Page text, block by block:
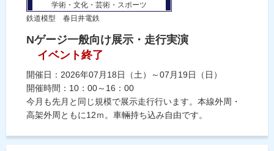
学術・文化・芸術・スポーツ
鉄道模型 春日井電鉄
Nゲージ一般向け展示・走行実演
イベント終了
開催日：2026年07月18日（土）～07月19日（日）
開催時間：10：00～16：00
今月も先月と同じ規模で展示走行行います。本線外周・
高架外周ともに12ｍ。車輛持ち込み自由です。